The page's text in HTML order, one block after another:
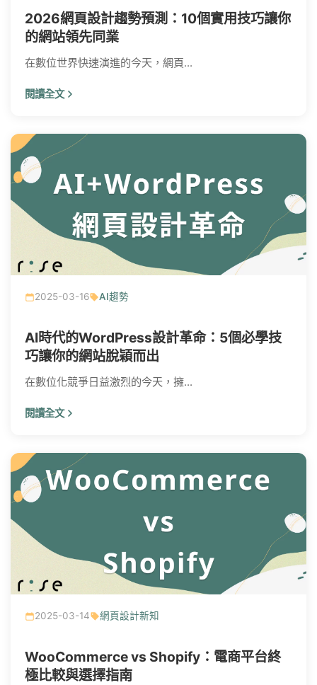
2026網頁設計趨勢預測：10個實用技巧讓你
的網站領先同業
在數位世界快速演進的今天，網頁...
閱讀全文
2025-03-16 AI趨勢
AI時代的WordPress設計革命：5個必學技
巧讓你的網站脫穎而出
在數位化競爭日益激烈的今天，擁...
閱讀全文
2025-03-14 網頁設計新知
WooCommerce vs Shopify：電商平台終
極比較與選擇指南